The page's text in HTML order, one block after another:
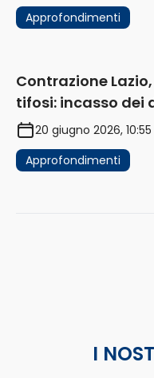
Approfondimenti
Contrazione
tifosi: incasso dei
in flessione
20 giugno 2026, 10:55
Approfondimenti
I